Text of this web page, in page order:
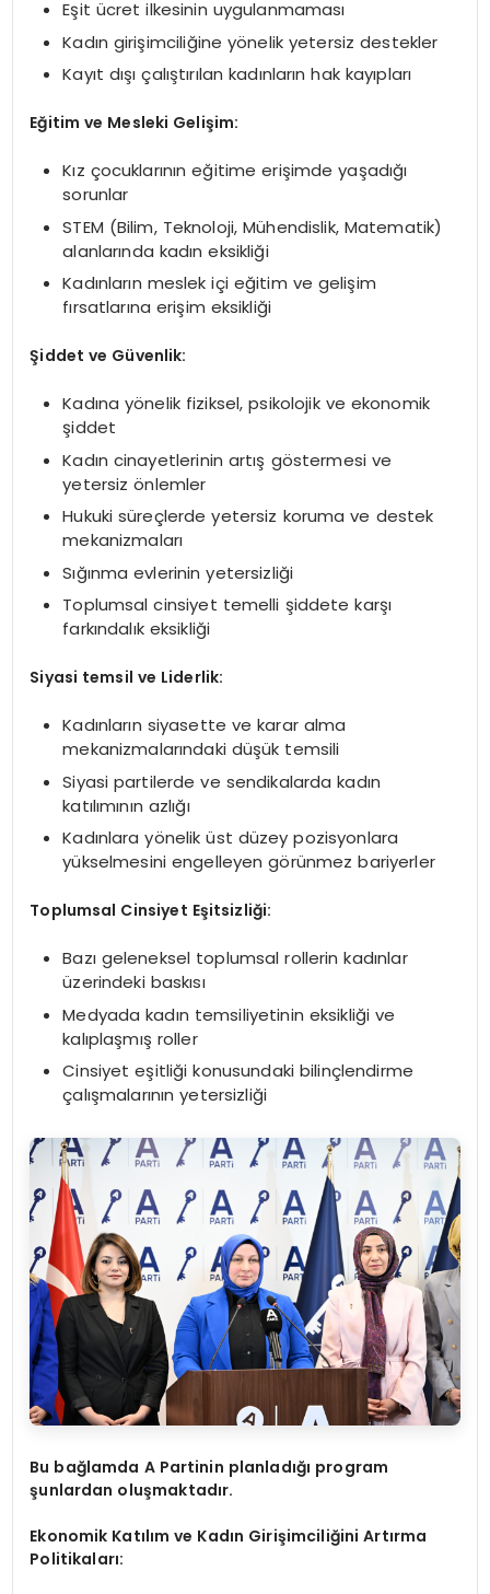
Eşit ücret ilkesinin uygulanmaması
Kadın girişimciliğine yönelik yetersiz destekler
Kayıt dışı çalıştırılan kadınların hak kayıpları
Eğitim ve Mesleki Gelişim:
Kız çocuklarının eğitime erişimde yaşadığı
sorunlar
STEM (Bilim, Teknoloji, Mühendislik, Matematik)
alanlarında kadın eksikliği
Kadınların meslek içi eğitim ve gelişim
fırsatlarına erişim eksikliği
Şiddet ve Güvenlik:
Kadına yönelik fiziksel, psikolojik ve ekonomik
şiddet
Kadın cinayetlerinin artış göstermesi ve
yetersiz önlemler
Hukuki süreçlerde yetersiz koruma ve destek
mekanizmaları
Sığınma evlerinin yetersizliği
Toplumsal cinsiyet temelli şiddete karşı
farkındalık eksikliği
Siyasi temsil ve Liderlik:
Kadınların siyasette ve karar alma
mekanizmalarındaki düşük temsili
Siyasi partilerde ve sendikalarda kadın
katılımının azlığı
Kadınlara yönelik üst düzey pozisyonlara
yükselmesini engelleyen görünmez bariyerler
Toplumsal Cinsiyet Eşitsizliği:
Bazı geleneksel toplumsal rollerin kadınlar
üzerindeki baskısı
Medyada kadın temsiliyetinin eksikliği ve
kalıplaşmış roller
Cinsiyet eşitliği konusundaki bilinçlendirme
çalışmalarının yetersizliği
Bu bağlamda A Partinin planladığı program
şunlardan oluşmaktadır.
Ekonomik Katılım ve Kadın Girişimciliğini Artırma
Politikaları: